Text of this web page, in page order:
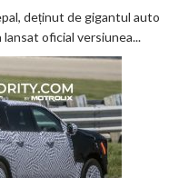
senzor
LiDAR
de
la
deținut de gigantul auto
oficial versiunea...